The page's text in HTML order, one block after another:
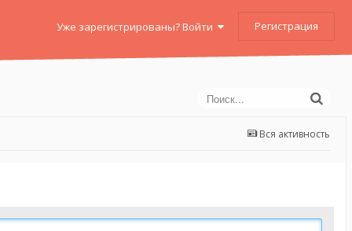
Уже зарегистрированы? Войти Регистрация
Вся активность